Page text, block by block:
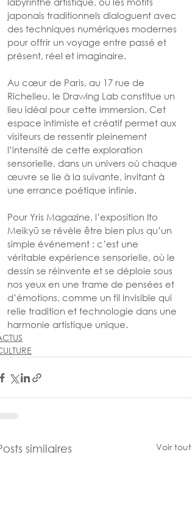
japonais traditionnels dialoguent avec
des techniques numériques modernes
pour offrir un voyage entre passé et
présent, réel et imaginaire.
Au cœur de Paris, au 17 rue de
Richelieu, le Drawing Lab constitue un
lieu idéal pour cette immersion. Cet
espace intimiste et créatif permet aux
visiteurs de ressentir pleinement
l’intensité de cette exploration
sensorielle, dans un univers où chaque
œuvre se lie à la suivante, invitant à
une errance poétique infinie.
Pour Yris Magazine, l’exposition Ito
Meikyū se révèle être bien plus qu’un
simple événement : c’est une
véritable expérience sensorielle, où le
dessin se réinvente et se déploie sous
nos yeux en une trame de pensées et
d’émotions, comme un fil invisible qui
relie tradition et technologie dans une
harmonie artistique unique.
similaires Voir tout